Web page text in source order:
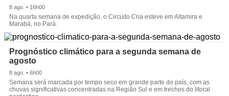
8 ago. • 16h00
Na quarta semana de expedição, o Circuito Cria esteve em Altamira e
Marabá, no Pará.
Prognóstico climático para a segunda semana de
agosto
8 ago. • 6h00
Semana será marcada por tempo seco em grande parte do país, com as
chuvas significativas concentradas na Região Sul e em trechos do litoral